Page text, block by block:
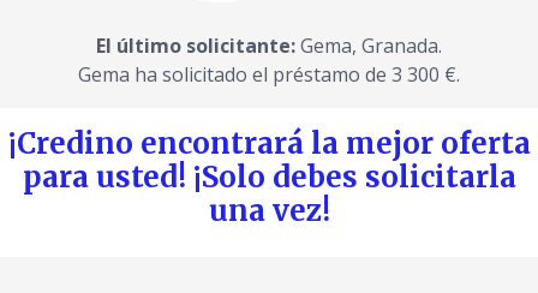
El último solicitante:Gema, Granada.
Gema ha solicitado el préstamo de 3 300 €.
¡Credino encontrará la mejor oferta
para usted! ¡Solo debes solicitarla
una vez!